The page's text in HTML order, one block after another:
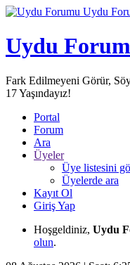
Uydu
Uydu
Fark Edilmeyeni Görür,
17Yaşındayız!
Portal
Forum
Ara
Üyeler
Üye listesini
Üyelerde ara
Kayıt Ol
Giriş Yap
Hoşgeldiniz, Uydu
olun.